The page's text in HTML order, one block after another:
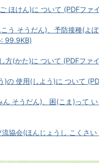
ほけん)に ついて (PDFファ
う そうだん)、予防接種(よ
: 99.9KB)
方(かた)に ついて (PDFファ
)の 使用(しよう)に ついて
ん そうだん)、困(こま)って
協会(ほんじょうし こくさ